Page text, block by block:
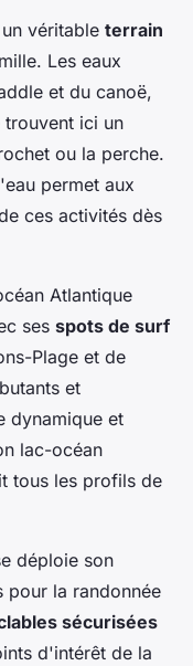
véritable terrain
Les eaux
et du canoë,
trouvent ici un
ou la perche.
permet aux
ces activités dès
Atlantique
ses spots de surf
Plage et de
et
dynamique et
lac-océan
tous les profils de
déploie son
pour la randonnée
sécurisées
d'intérêt de la